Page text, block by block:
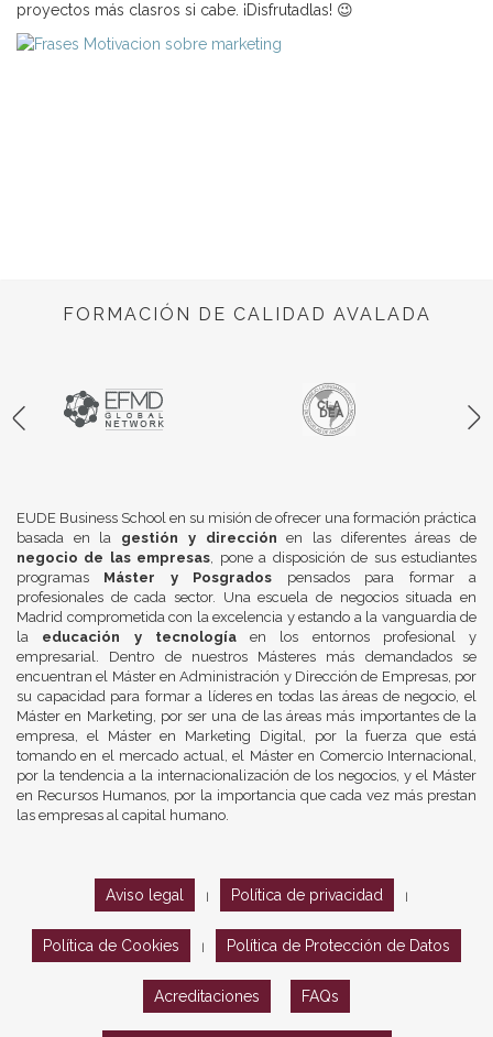
proyectos más clasros si cabe. ¡Disfrutadlas! 😉
FORMACIÓN DE CALIDAD AVALADA
EUDE Business School en su misión de ofrecer una formación práctica
basada en la gestión y dirección en las diferentes áreas de
negocio de las empresas, pone a disposición de sus estudiantes
programas Máster y Posgrados pensados para formar a
profesionales de cada sector. Una escuela de negocios situada en
Madrid comprometida con la excelencia y estando a la vanguardia de
la educación y tecnologíaen los entornos profesional y
empresarial. Dentro de nuestros Másteres más demandados se
encuentran el Máster en Administración y Dirección de Empresas, por
su capacidad para formar a líderes en todas las áreas de negocio, el
Máster en Marketing, por ser una de las áreas más importantes de la
empresa, el Máster en Marketing Digital, por la fuerza que está
tomando en el mercado actual, el Máster en Comercio Internacional,
por la tendencia a la internacionalización de los negocios, y el Máster
en Recursos Humanos, por la importancia que cada vez más prestan
las empresas al capital humano.
Aviso legal Política de privacidad
Política de Cookies Política de Protección de Datos
Acreditaciones FAQs